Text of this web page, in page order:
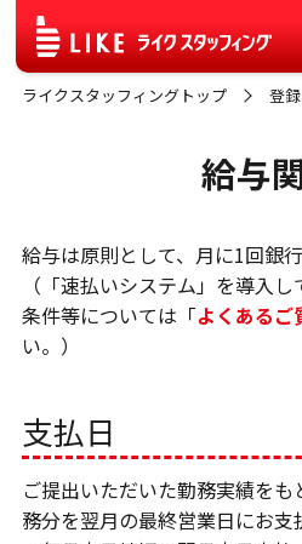
ライクスタッフィングトップ 登
給与
給与は原則として、月に1回銀
（「速払いシステム」を導入
条件等については「よくあるご
い。）
支払日
ご提出いただいた勤務実績を
務分を翌月の最終営業日にお支